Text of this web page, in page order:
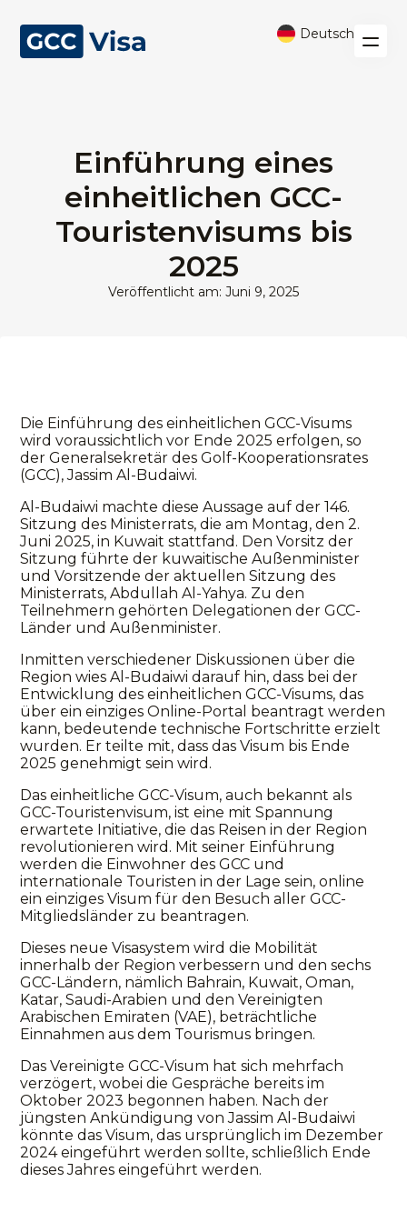
Deutsch
Einführung eines
einheitlichen GCC-
Touristenvisums bis
2025
Veröffentlicht am: Juni 9, 2025
Die Einführung des einheitlichen GCC-Visums
wird voraussichtlich vor Ende 2025 erfolgen, so
der Generalsekretär des Golf-Kooperationsrates
(GCC), Jassim Al-Budaiwi.
Al-Budaiwi machte diese Aussage auf der 146.
Sitzung des Ministerrats, die am Montag, den 2.
Juni 2025, in Kuwait stattfand. Den Vorsitz der
Sitzung führte der kuwaitische Außenminister
und Vorsitzende der aktuellen Sitzung des
Ministerrats, Abdullah Al-Yahya. Zu den
Teilnehmern gehörten Delegationen der GCC-
Länder und Außenminister.
Inmitten verschiedener Diskussionen über die
Region wies Al-Budaiwi darauf hin, dass bei der
Entwicklung des einheitlichen GCC-Visums, das
über ein einziges Online-Portal beantragt werden
kann, bedeutende technische Fortschritte erzielt
wurden. Er teilte mit, dass das Visum bis Ende
2025 genehmigt sein wird.
Das einheitliche GCC-Visum, auch bekannt als
GCC-Touristenvisum, ist eine mit Spannung
erwartete Initiative, die das Reisen in der Region
revolutionieren wird. Mit seiner Einführung
werden die Einwohner des GCC und
internationale Touristen in der Lage sein, online
ein einziges Visum für den Besuch aller GCC-
Mitgliedsländer zu beantragen.
Dieses neue Visasystem wird die Mobilität
innerhalb der Region verbessern und den sechs
GCC-Ländern, nämlich Bahrain, Kuwait, Oman,
Katar, Saudi-Arabien und den Vereinigten
Arabischen Emiraten (VAE), beträchtliche
Einnahmen aus dem Tourismus bringen.
Das Vereinigte GCC-Visum hat sich mehrfach
verzögert, wobei die Gespräche bereits im
Oktober 2023 begonnen haben. Nach der
jüngsten Ankündigung von Jassim Al-Budaiwi
könnte das Visum, das ursprünglich im Dezember
2024 eingeführt werden sollte, schließlich Ende
dieses Jahres eingeführt werden.